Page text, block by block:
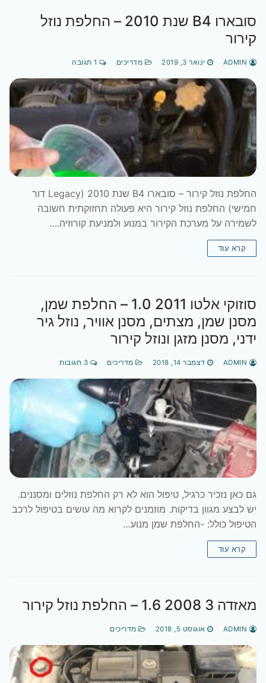
סובארו B4 שנת 2010 – החלפת נוזל
קירור
ינואר 3, 2019 מדריכים
החלפת נוזל קירור – סובארו B4 שנת 2010 (Legacy דור
חמישי) החלפת נוזל קירור היא פעולה תחזוקתית חשובה
לשמירה על מערכת הקירור במנוע ולמניעת קורוזיה.…
קרא עוד
סוזוקי אלטו 2011 1.0 – החלפת שמן,
מסנן שמן, מצתים, מסנן אוויר, נוזל גיר
ידני, מסנן מזגן ונוזל קירור
דצמבר 14, 2018 מדריכים
גם כאן נזכיר כרגיל, טיפול הוא לא רק החלפת נוזלים ומסננים.
יש לבצע מגוון בדיקות. מוזמנים לקרוא מה עושים בטיפול לרכב
הטיפול כולל: -החלפת שמן מנוע…
קרא עוד
מאזדה 3 2008 1.6 – החלפת נוזל קירור
אוגוסט 5, 2018 מדריכים